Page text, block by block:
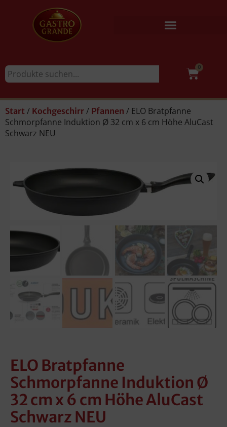
0
Start / Kochgeschirr / Pfannen / ELO Bratpfanne
Schmorpfanne Induktion Ø 32 cm x 6 cm Höhe AluCast
Schwarz NEU
ELO Bratpfanne
Schmorpfanne Induktion Ø
32 cm x 6 cm Höhe AluCast
Schwarz NEU